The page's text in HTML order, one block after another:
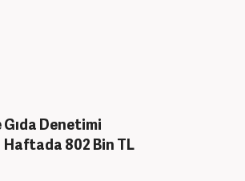
Gıda Denetimi
Haftada 802 Bin TL